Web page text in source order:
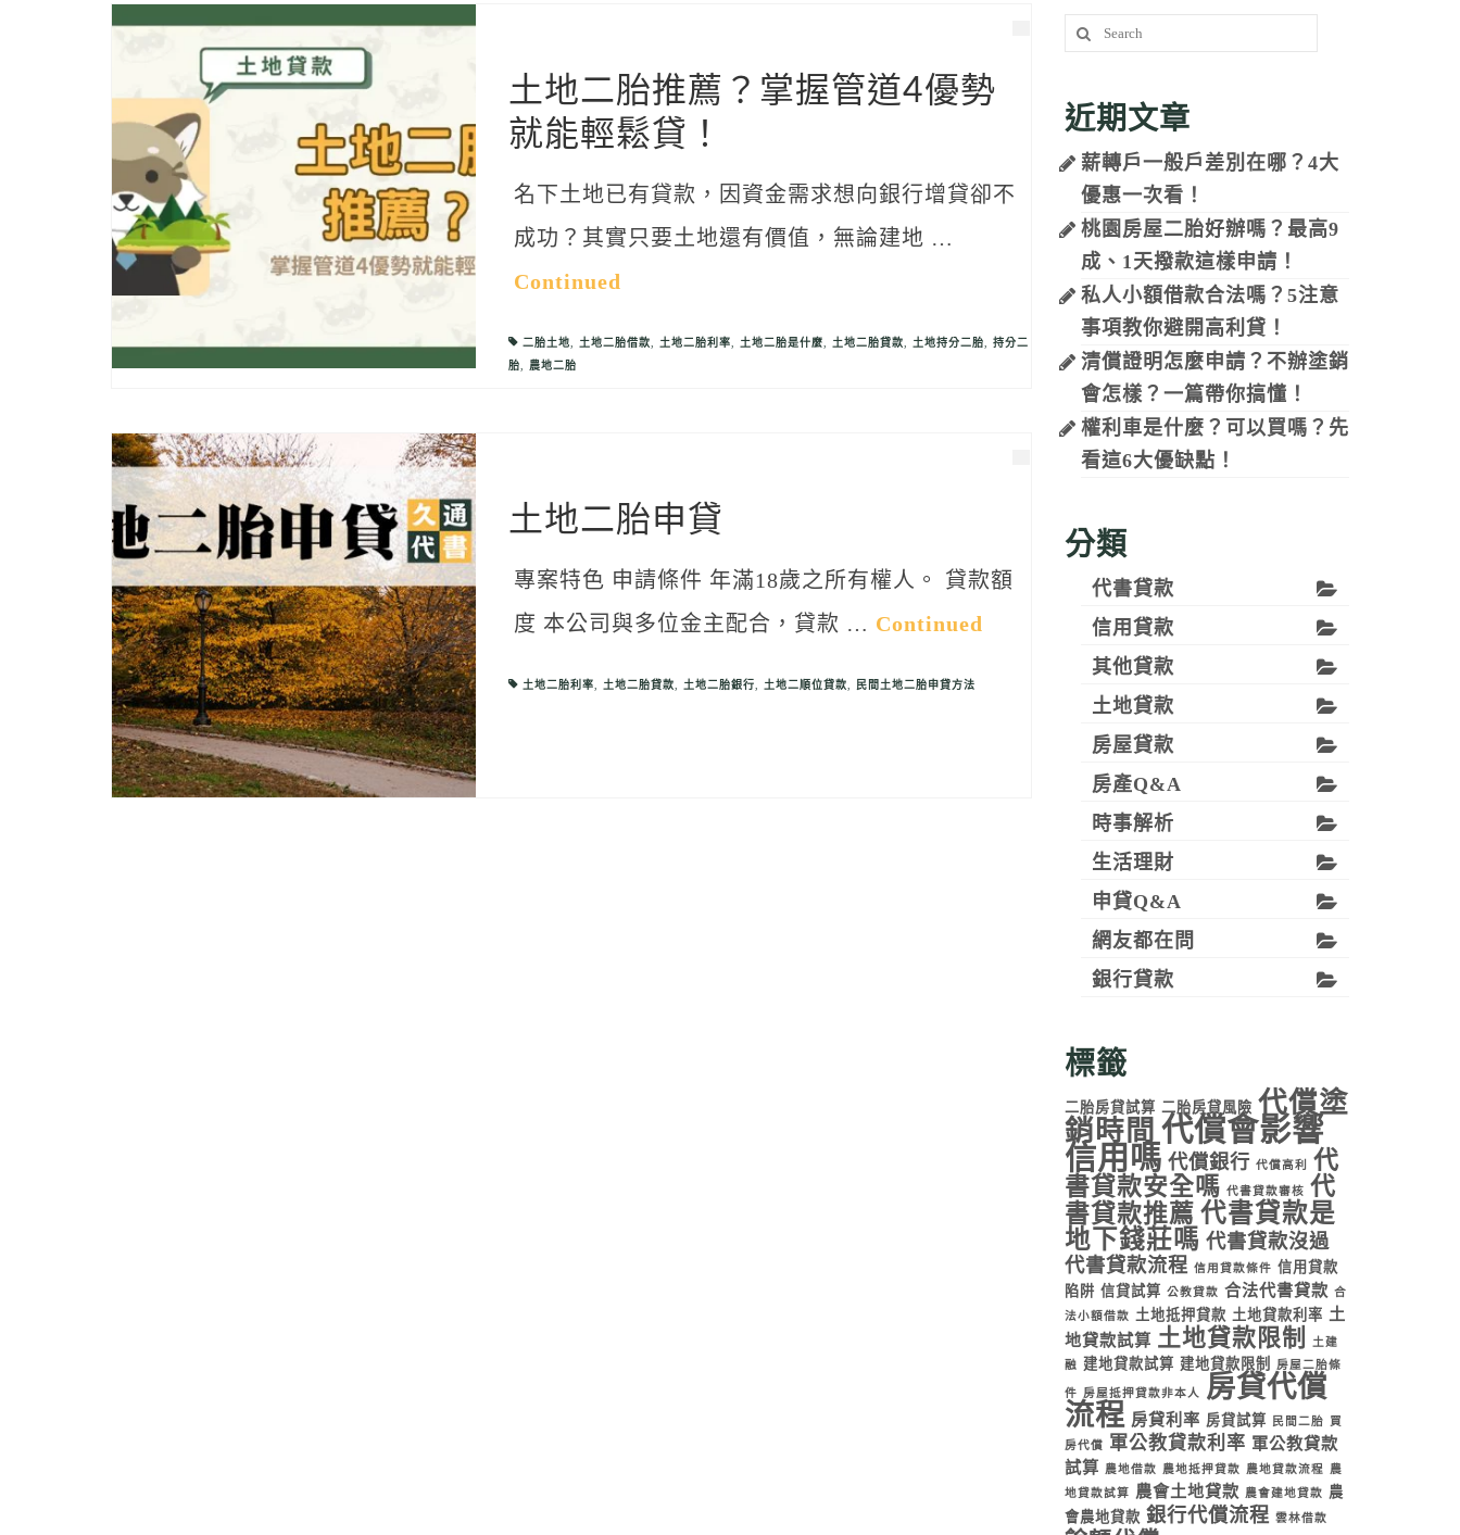
土地二胎推薦？掌握管道4優勢
就能輕鬆貸！
名下土地已有貸款，因資金需求想向銀行增貸卻不
成功？其實只要土地還有價值，無論建地 …
Continued
二胎土地, 土地二胎借款, 土地二胎利率, 土地二胎是什麼, 土地二胎貸款, 土地持分二胎, 持分二
胎, 農地二胎
土地二胎申貸
專案特色 申請條件 年滿18歲之所有權人。 貸款額
度 本公司與多位金主配合，貸款 … Continued
土地二胎利率, 土地二胎貸款, 土地二胎銀行, 土地二順位貸款, 民間土地二胎申貸方法
Search
for:
近期文章
薪轉戶一般戶差別在哪？4大
優惠一次看！
桃園房屋二胎好辦嗎？最高9
成、1天撥款這樣申請！
私人小額借款合法嗎？5注意
事項教你避開高利貸！
清償證明怎麼申請？不辦塗銷
會怎樣？一篇帶你搞懂！
權利車是什麼？可以買嗎？先
看這6大優缺點！
分類
代書貸款
信用貸款
其他貸款
土地貸款
房屋貸款
房產Q&A
時事解析
生活理財
申貸Q&A
網友都在問
銀行貸款
標籤
二胎房貸試算 二胎房貸風險 代償塗
銷時間 代償會影響
信用嗎 代償銀行 代償高利
代
書貸款安全嗎 代書貸款審核 代
書貸款推薦 代書貸款是
地下錢莊嗎 代書貸款沒過
代書貸款流程 信用貸款條件 信用貸款
陷阱 信貸試算 公教貸款 合法代書貸款 合
法小額借款 土地抵押貸款 土地貸款利率 土
地貸款試算 土地貸款限制
土建
融
建地貸款試算 建地貸款限制 房屋二胎條
件 房屋抵押貸款非本人
房貸代償
流程 房貸利率 房貸試算 民間二胎
買
房代償
軍公教貸款利率 軍公教貸款
試算
農地借款 農地抵押貸款 農地貸款流程
農
地貸款試算
農會土地貸款 農會建地貸款
農
會農地貸款 銀行代償流程 雲林借款